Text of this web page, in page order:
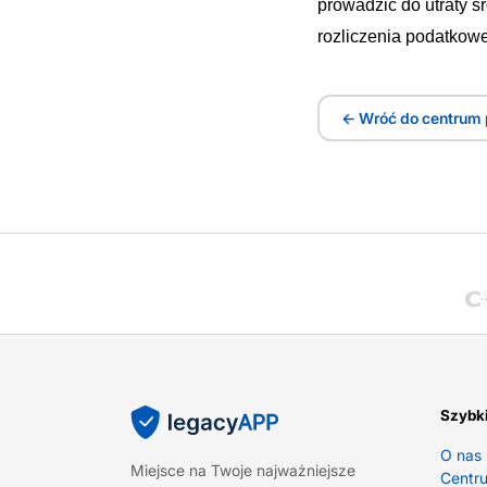
prowadzić do utraty
rozliczenia
← Wróć do centrum
Miejsce na Twoje najważniejsze
O nas